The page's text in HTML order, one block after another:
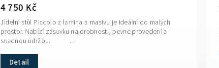
4 750 Kč
Detail
Jídelní stůl Piccolo z lamina a masivu je ideální do malých
prostor. Nabízí zásuvku na drobnosti, pevné provedení a
snadnou údržbu. ...